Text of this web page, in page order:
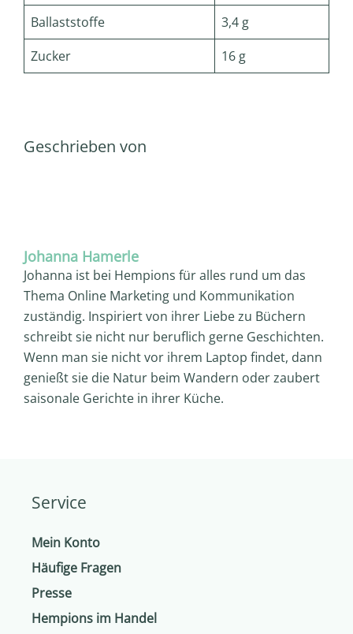
Ballaststoffe
3,4 g
Zucker
16 g
Geschrieben von
Johanna Hamerle
Johanna ist bei Hempions für alles rund um das
Thema Online Marketing und Kommunikation
zuständig. Inspiriert von ihrer Liebe zu Büchern
schreibt sie nicht nur beruflich gerne Geschichten.
Wenn man sie nicht vor ihrem Laptop findet, dann
genießt sie die Natur beim Wandern oder zaubert
saisonale Gerichte in ihrer Küche.
Service
Mein Konto
Häufige Fragen
Presse
Hempions im Handel